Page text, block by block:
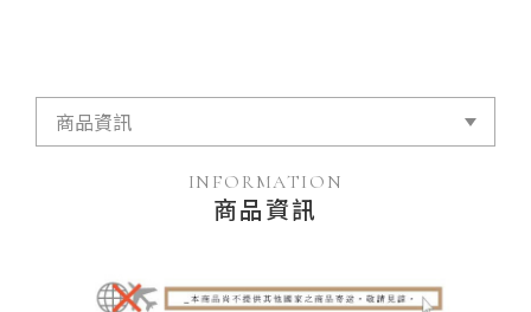
INFORMATION
商品資訊